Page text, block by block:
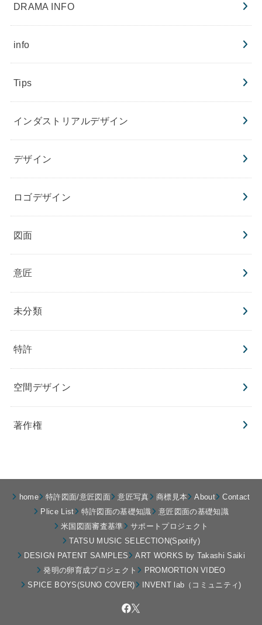
DRAMA INFO
info
Tips
インダストリアルデザイン
デザイン
ロゴデザイン
図面
意匠
未分類
特許
空間デザイン
著作権
home 特許図面/意匠図面 意匠写真 商標見本 About
Contact
Plice List
特許図面の基礎知識
意匠図面の基礎知識
米国図面審査基準
サポートプロジェクト
TATSU MUSIC SELECTION(Spotify)
DESIGN PATENT SAMPLES
ART WORKS by Takashi Saiki
発明の卵育成プロジェクト
PROMORTION VIDEO
SPICE BOYS(SUNO COVER)
INVENT lab（コミュニティ)